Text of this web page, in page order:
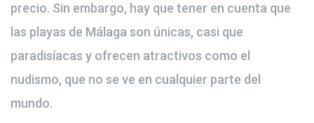
precio. Sin embargo, hay que tener en cuenta que
las playas de Málaga son únicas, casi que
paradisíacas y ofrecen atractivos como el
nudismo, que no se ve en cualquier parte del
mundo.